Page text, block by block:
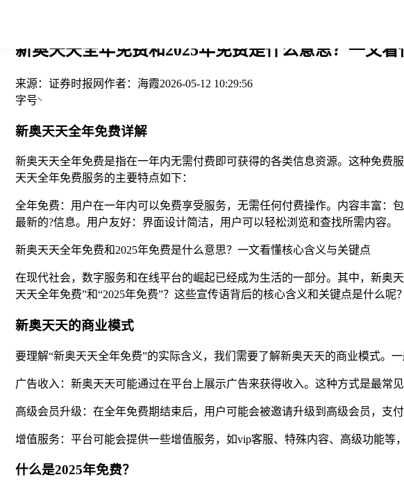
新奥天天全年免费和2025年免费是什么意思？一文
来源： 证券时报网作者： 海霞2026-05-12 10:29:56
字号
新奥天天全年免费详解
新奥天天全年免费是指在一年内无需付费即可获得的各类信息资源。这种免费
天天全年免费服务的主要特点如下：
全年免费：用户在一年内可以免费享受服务，无需任何付费操作。内容丰富：
最新的?信息。用户友好：界面设计简洁，用户可以轻松浏览和查找所需内容。
新奥天天全年免费和2025年免费是什么意思？一文看懂核心含义与关键点
在现代社会，数字服务和在线平台的崛起已经成为生活的一部分。其中，新奥
天天全年免费”和“2025年免费”？这些宣传语背后的核心含义和关键点是什么
新奥天天的商业模式
要理解“新奥天天全年免费”的实际含义，我们需要了解新奥天天的商业模式。
广告收入：新奥天天可能通过在平台上展示广告来获得收入。这种方式是最常
高级会员升级：在全年免费期结束后，用户可能会被邀请升级到高级会员，支
增值服务：平台可能会提供一些增值服务，如vip客服、特殊内容、高级功能
什么是2025年免费？